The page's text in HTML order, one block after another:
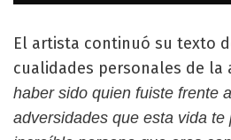
El artista continuó su texto
cualidades personales de la
haber sido quien fuiste frente
adversidades que esta vida te